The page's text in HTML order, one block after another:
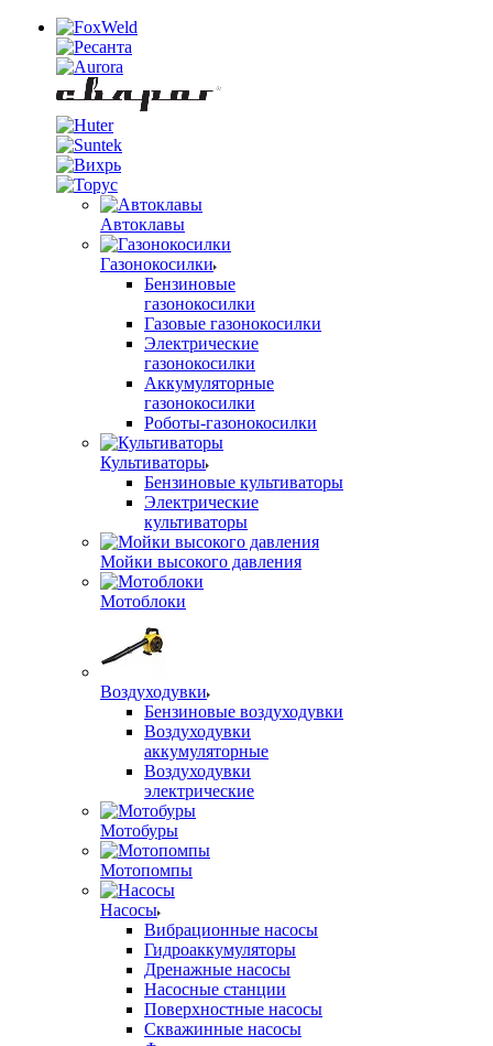
Автоклавы
Газонокосилки
Бензиновые
газонокосилки
Газовые газонокосилки
Электрические
газонокосилки
Аккумуляторные
газонокосилки
Роботы-газонокосилки
Культиваторы
Бензиновые культиваторы
Электрические
культиваторы
Мойки высокого давления
Мотоблоки
Воздуходувки
Бензиновые воздуходувки
Воздуходувки
аккумуляторные
Воздуходувки
электрические
Мотобуры
Мотопомпы
Насосы
Вибрационные насосы
Гидроаккумуляторы
Дренажные насосы
Насосные станции
Поверхностные насосы
Скважинные насосы